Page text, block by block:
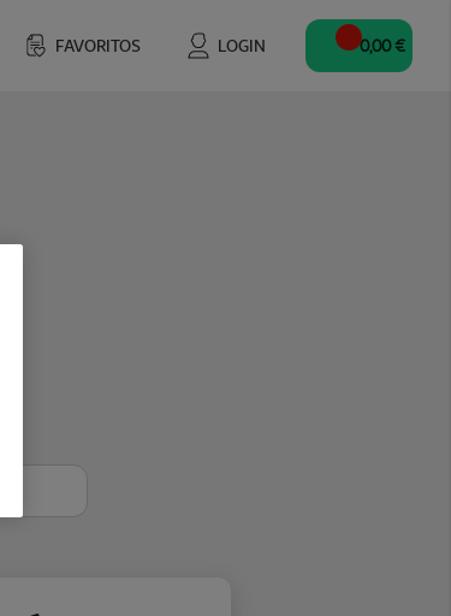
FAVORITOS LOGIN 0,00 €